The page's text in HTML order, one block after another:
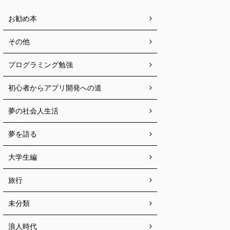
お勧め本
その他
プログラミング勉強
初心者からアプリ開発への道
夢の社会人生活
夢を語る
大学生編
旅行
未分類
浪人時代